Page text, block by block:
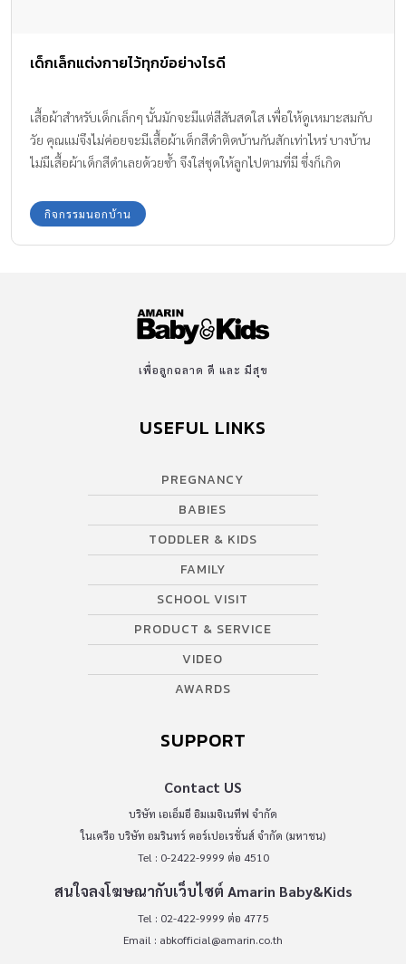
เด็กเล็กแต่งกายไว้ทุกข์อย่างไรดี
เสื้อผ้าสำหรับเด็กเล็กๆ นั้นมักจะมีแต่สีสันสดใส เพื่อให้ดูเหมาะสมกับ
วัย คุณแม่จึงไม่ค่อยจะมีเสื้อผ้าเด็กสีดำติดบ้านกันสักเท่าไหร่ บางบ้าน
ไม่มีเสื้อผ้าเด็กสีดำเลยด้วยซ้ำ จึงใส่ชุดให้ลูกไปตามที่มี ซึ่งก็เกิด
โดนตำหนิด้วยสายตา “ทำไมไม่ใส่ชุดดำให้ลูก” พลอยทำให้คุณแม่ไม่
กล้าพาลูกออกจากบ้าน เพราะที่บ้านไม่มีเสื้อผ้าเด็กสีดำเลย แล้วอย่างนี้
กิจกรรมนอกบ้าน
เพื่อลูกฉลาด ดี และ มีสุข
USEFUL LINKS
PREGNANCY
BABIES
TODDLER & KIDS
FAMILY
SCHOOL VISIT
PRODUCT & SERVICE
VIDEO
AWARDS
SUPPORT
Contact US
บริษัท เอเอ็มอี อิมเมจิเนทีฟ จำกัด
ในเครือ บริษัท อมรินทร์ คอร์เปอเรชั่นส์ จำกัด (มหาชน)
Tel : 0-2422-9999 ต่อ 4510
สนใจลงโฆษณากับเว็บไซต์ Amarin Baby&Kids
Tel : 02-422-9999 ต่อ 4775
Email : abkofficial@amarin.co.th